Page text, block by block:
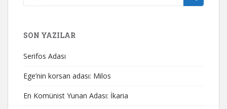
SON YAZILAR
Serifos Adası
Ege’nin korsan adası: Milos
En Komünist Yunan Adası: İkaria